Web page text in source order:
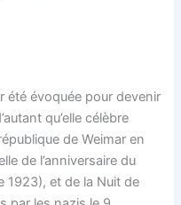
été évoquée pour devenir
qu’elle célèbre
de Weimar en
de l’anniversaire du
1923), et de la Nuit de